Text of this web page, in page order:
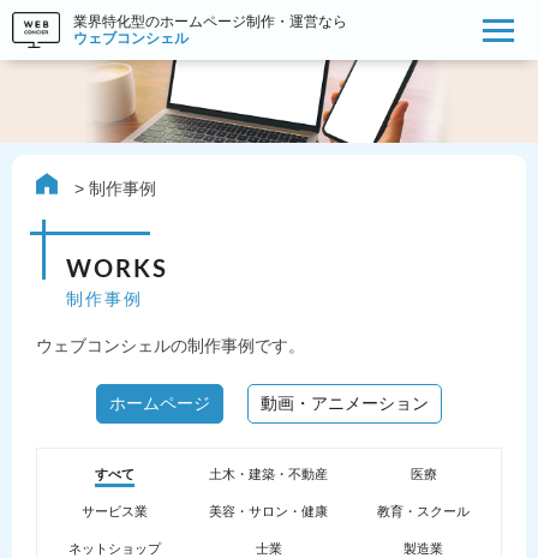
業界特化型のホームページ制作・運営なら
ウェブコンシェル
制作事例
WORKS
制作事例
ウェブコンシェルの制作事例です。
ホームページ 動画・アニメーション
すべて 土木・建築・不動産 医療
サービス業 美容・サロン・健康 教育・スクール
ネットショップ 士業 製造業